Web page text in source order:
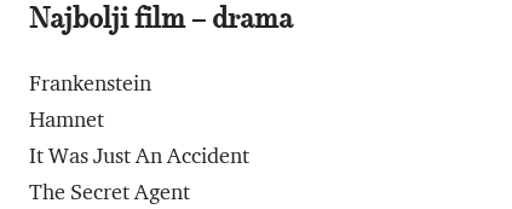
Najbolji film – drama
Frankenstein
Hamnet
It Was Just An Accident
The Secret Agent